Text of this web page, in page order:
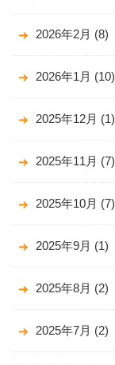
2026年2月 (8)
2026年1月 (10)
2025年12月 (1)
2025年11月 (7)
2025年10月 (7)
2025年9月 (1)
2025年8月 (2)
2025年7月 (2)